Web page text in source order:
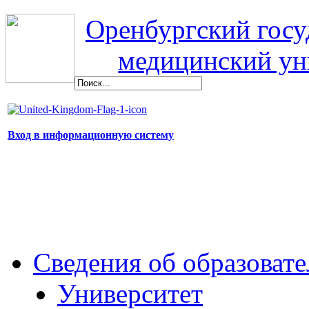
Оренбургский
медицинский
Вход в информационную систему
Сведения об
Университет